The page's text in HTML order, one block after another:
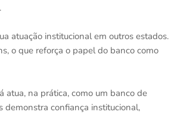
atuação institucional em outros estados.
o que reforça o papel do banco como
atua, na prática, como um banco de
demonstra confiança institucional,